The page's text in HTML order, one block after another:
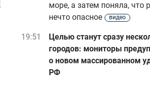
море, а затем поняла, что
нечто опасное
видео
19:51
Целью станут сразу
городов: мониторы
о новом массированном
РФ